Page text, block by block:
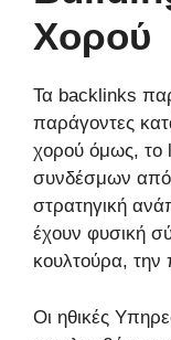
Χορού
Τα backlinks
παράγοντες
χορού όμως, το
συνδέσμων από
στρατηγική
έχουν φυσική
κουλτούρα, την
Οι ηθικές